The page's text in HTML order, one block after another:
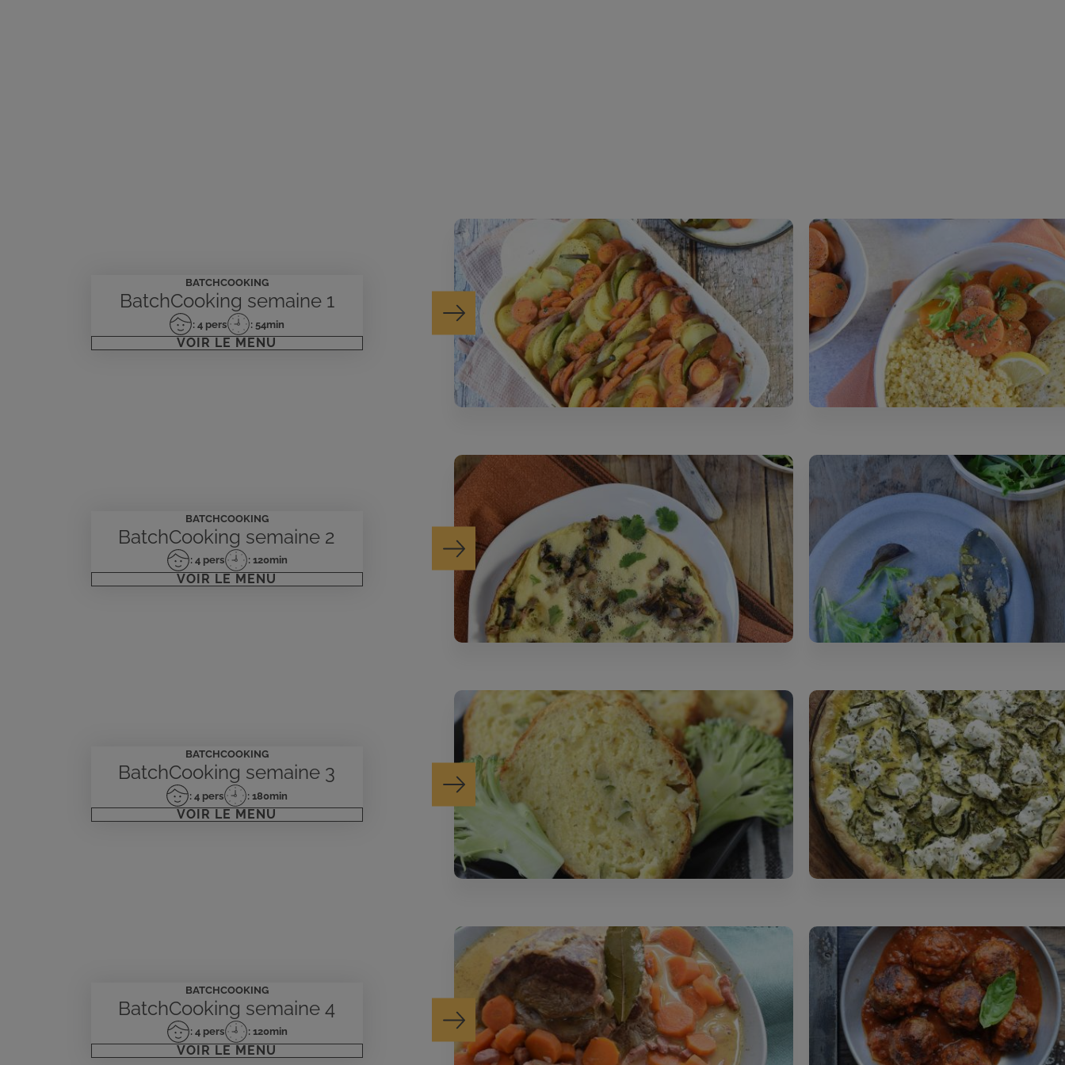
BATCHCOOKING
BatchCooking semaine 1
Nombre
de
: 4 pers
Temps
de
: 54min
VOIR LE MENU
Suivant
BATCHCOOKING
BatchCooking semaine 2
Nombre
de
: 4 pers
Temps
de
: 120min
VOIR LE MENU
Suivant
BATCHCOOKING
BatchCooking semaine 3
Nombre
: 4 pers
Temps
de
: 180min
VOIR LE MENU
Suivant
BATCHCOOKING
BatchCooking semaine 4
Nombre
de
: 4 pers
Temps
de
: 120min
VOIR LE MENU
Suivant